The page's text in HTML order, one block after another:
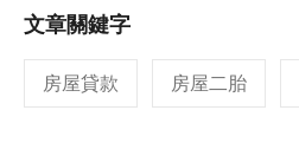
文章關鍵字
房屋貸款 房屋二胎